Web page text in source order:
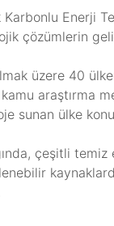
Karbonlu Enerji
çözümlerin
üzere 40
kamu
sunan ülke
çeşitli